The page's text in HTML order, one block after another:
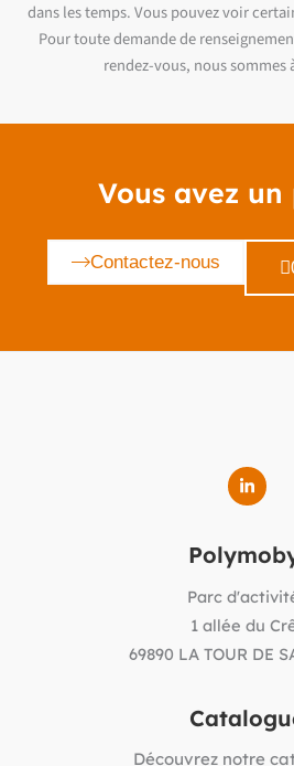
dans les temps. Vous pouvez voir
Pour toute demande de
rendez-vous, nous sommes
Vous avez un
Contactez-nous
Parc
1 allée du
69890 LA TOUR DE
Découvrez notre